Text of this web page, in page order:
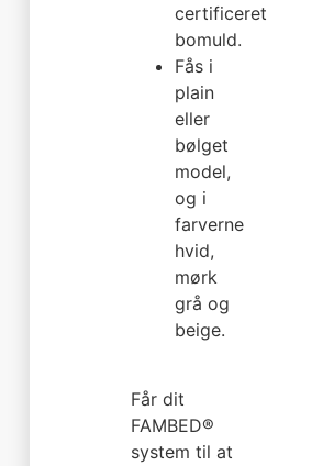
certificeret
bomuld.
Fås i
plain
eller
bølget
model,
og i
farverne
hvid,
mørk
grå og
beige.
Får dit
FAMBED®
system til at